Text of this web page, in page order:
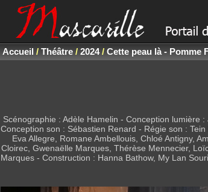
Accueil/ Théâtre/ 2024/ Cette peau là - Pomme
Scénographie : Adèle Hamelin - Conception lumière
Conception son : Sébastien Renard - Régie son :
Eva Allegre, Romane Ambellouis, Chloé Antigny,
Cloirec, Gwenaëlle Marques, Thérèse Mennecier,
Marques - Construction : Hanna Bathow, My Lan